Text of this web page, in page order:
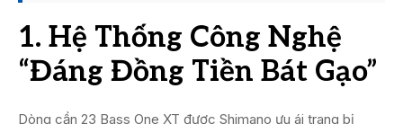
1. Hệ Thống Công Nghệ
“Đáng Đồng Tiền Bát Gạo”
Dòng cần 23 Bass One XT được Shimano ưu ái trang bị